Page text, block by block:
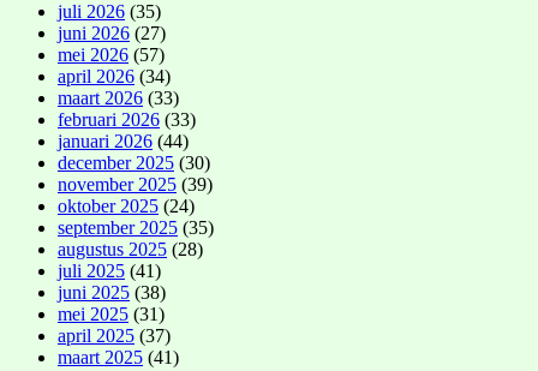
juli 2026 (35)
juni 2026 (27)
mei 2026 (57)
april 2026 (34)
maart 2026 (33)
februari 2026 (33)
januari 2026 (44)
december 2025 (30)
november 2025 (39)
oktober 2025 (24)
september 2025 (35)
augustus 2025 (28)
juli 2025 (41)
juni 2025 (38)
mei 2025 (31)
april 2025 (37)
maart 2025 (41)